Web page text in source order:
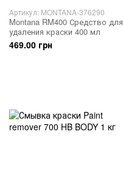
Артикул: MONTANA-376290
Montana RM400 Средство для
удаления краски 400 мл
469.00 грн